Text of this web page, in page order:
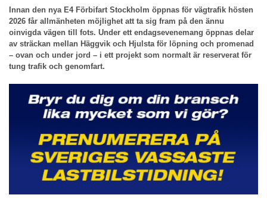
Innan den nya E4 Förbifart Stockholm öppnas för vägtrafik hösten
2026 får allmänheten möjlighet att ta sig fram på den ännu
oinvigda vägen till fots. Under ett endagsevenemang öppnas delar
av sträckan mellan Häggvik och Hjulsta för löpning och promenad
– ovan och under jord – i ett projekt som normalt är reserverat för
tung trafik och genomfart.